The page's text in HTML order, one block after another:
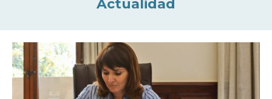
Actualidad